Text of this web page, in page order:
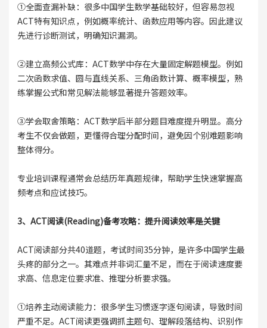
①全面查漏补缺：很多中国学生数学基础较好，但容易忽视
ACT特有知识点，例如概率统计、函数应用等内容。因此建议
先进行诊断测试，明确知识漏洞。
②建立高频公式库：ACT数学中存在大量固定解题模型。例如
二次函数求值、圆与直线关系、三角函数计算、概率模型，熟
练掌握公式和常见解法能够显著提升答题效率。
③学会取舍策略：ACT数学后半部分题目难度提升明显。高分
考生不仅会做题，更懂得合理分配时间，避免因个别难题影响
整体得分。
专业培训课程通常会总结历年真题规律，帮助学生快速掌握高
频考点和应试技巧。
3、ACT阅读(Reading)备考攻略：提升阅读效率是关键
ACT阅读部分共40道题，考试时间35分钟，是许多中国学生最
头疼的部分之一。其难点并非词汇量不足，而在于阅读速度要
求高、信息定位要求准、推理分析要求强。
①培养主动阅读能力：很多学生习惯逐字逐句阅读，导致时间
严重不足。ACT阅读更强调抓主题句、理解段落结构、识别作